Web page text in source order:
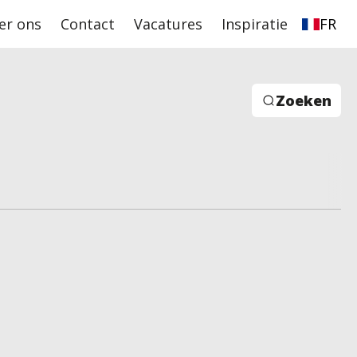
ons Contact Vacatures Inspiratie FR
Zoeken